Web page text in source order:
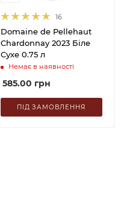
16
Domaine de Pellehaut
Chardonnay 2023 Біле
Сухе 0.75 л
Немає в наявності
585.00 грн
ПІД ЗАМОВЛЕННЯ